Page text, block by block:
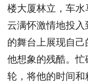
楼大厦林立，车
云满怀激情地投
的舞台上展现自
他想象的残酷。
轮，将他的时间和